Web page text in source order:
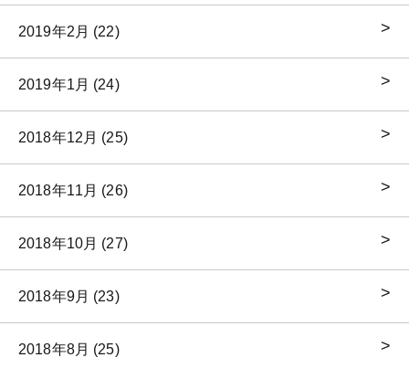
2019年2月 (22)
2019年1月 (24)
2018年12月 (25)
2018年11月 (26)
2018年10月 (27)
2018年9月 (23)
2018年8月 (25)